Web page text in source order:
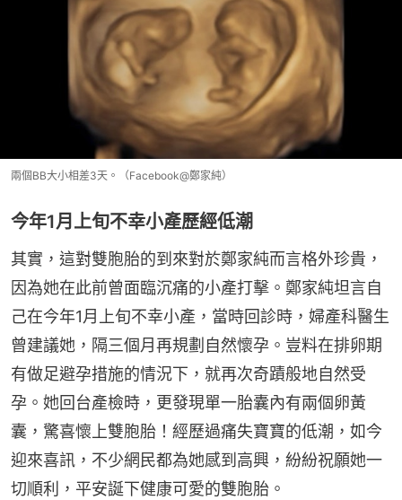
兩個BB大小相差3天。（Facebook@鄭家純）
今年1月上旬不幸小產歷經低潮
其實，這對雙胞胎的到來對於鄭家純而言格外珍貴，
因為她在此前曾面臨沉痛的小產打擊。鄭家純坦言自
己在今年1月上旬不幸小產，當時回診時，婦產科醫生
曾建議她，隔三個月再規劃自然懷孕。豈料在排卵期
有做足避孕措施的情況下，就再次奇蹟般地自然受
孕。她回台產檢時，更發現單一胎囊內有兩個卵黃
囊，驚喜懷上雙胞胎！經歷過痛失寶寶的低潮，如今
迎來喜訊，不少網民都為她感到高興，紛紛祝願她一
切順利，平安誕下健康可愛的雙胞胎。